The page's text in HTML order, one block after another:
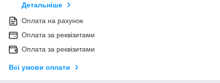
Детальніше
Оплата на рахунок
Оплата за реквізитами
Оплата за реквізитами
Всі умови оплати